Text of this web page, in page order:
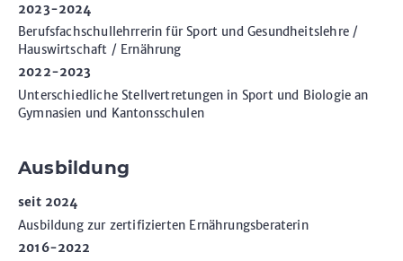
2023-2024
Berufsfachschullehrrerin für Sport und Gesundheitslehre /
Hauswirtschaft / Ernährung
2022-2023
Unterschiedliche Stellvertretungen in Sport und Biologie an
Gymnasien und Kantonsschulen
Ausbildung
seit 2024
Ausbildung zur zertifizierten Ernährungsberaterin
2016-2022